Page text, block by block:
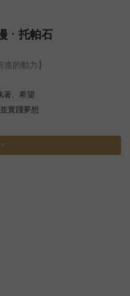
· 托帕石
的動力】
著、希望
實踐夢想